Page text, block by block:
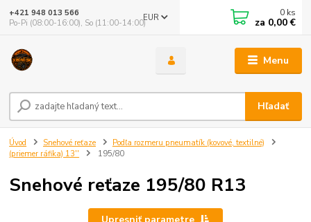
Menu
EUR
Hľadať
+421 948 013 566
Po-Pi (08:00-16:00), So (11:00-14:00)
0 ks
za 0,00 €
Úvod Snehové reťaze
Podľa rozmeru pneumatík (kovové, textilné)
(priemer ráfika) 13''
195/80
Snehové reťaze 195/80 R13